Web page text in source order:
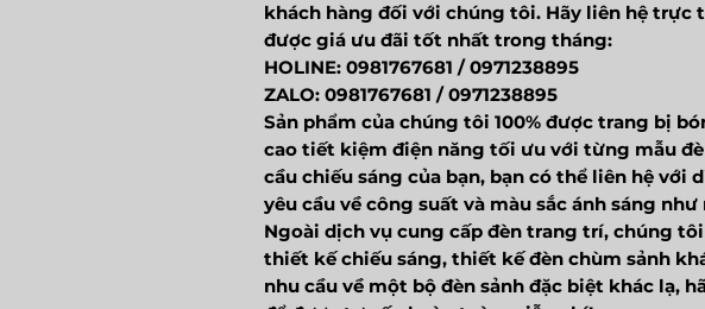
khách hàng đối với chúng tôi. Hãy liên hệ trực
được giá ưu đãi tốt nhất trong tháng:
HOLINE: 0981767681 / 0971238895
ZALO: 0981767681 / 0971238895
Sản phẩm của chúng tôi 100% được trang bị
cao tiết kiệm điện năng tối ưu với từng mẫu
cầu chiếu sáng của bạn, bạn có thể liên hệ với
yêu cầu về công suất và màu sắc ánh sáng
Ngoài dịch vụ cung cấp đèn trang trí, chúng
thiết kế chiếu sáng, thiết kế đèn chùm sảnh
nhu cầu về một bộ đèn sảnh đặc biệt khác lạ,